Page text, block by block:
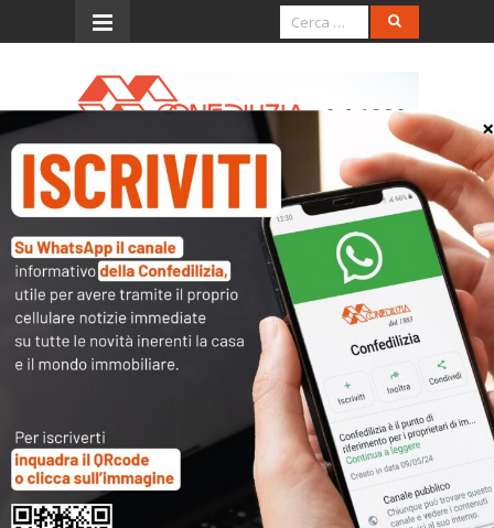
Menu
L’Eco di Bergamo –
16.11.2016 – “Unificare Imu
e Tasi”: sul Pd scoppia la
bufera